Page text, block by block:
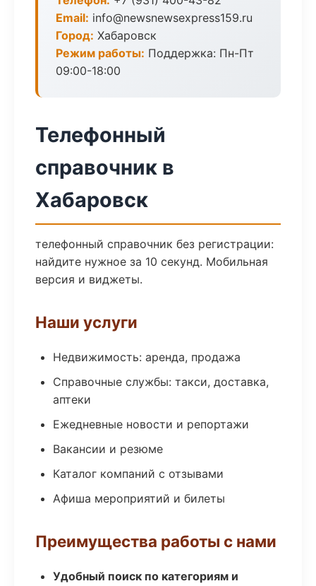
Email: info@newsnewsexpress159.ru
Город: Хабаровск
Режим работы: Поддержка: Пн-Пт
09:00-18:00
Телефонный
справочник в
Хабаровск
телефонный справочник без регистрации:
найдите нужное за 10 секунд. Мобильная
версия и виджеты.
Наши услуги
Недвижимость: аренда, продажа
Справочные службы: такси, доставка,
аптеки
Ежедневные новости и репортажи
Вакансии и резюме
Каталог компаний с отзывами
Афиша мероприятий и билеты
Преимущества работы с нами
Удобный поиск по категориям и